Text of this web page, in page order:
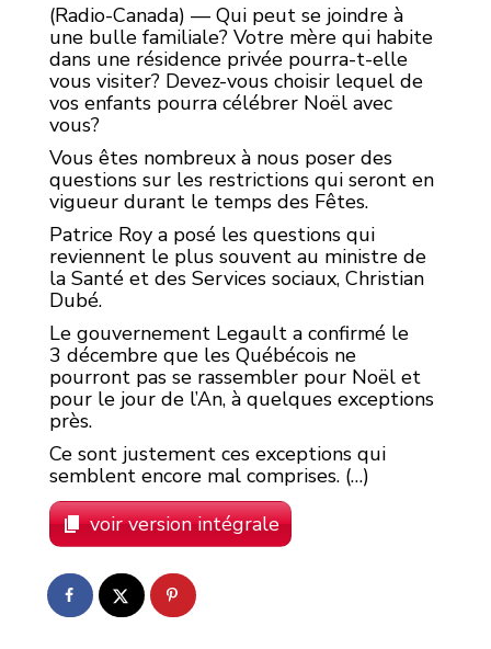
(Radio-Canada) — Qui peut se joindre à
une bulle familiale? Votre mère qui habite
dans une résidence privée pourra-t-elle
vous visiter? Devez-vous choisir lequel de
vos enfants pourra célébrer Noël avec
vous?
Vous êtes nombreux à nous poser des
questions sur les restrictions qui seront en
vigueur durant le temps des Fêtes.
Patrice Roy a posé les questions qui
reviennent le plus souvent au ministre de
la Santé et des Services sociaux, Christian
Dubé.
Le gouvernement Legault a confirmé le
3 décembre que les Québécois ne
pourront pas se rassembler pour Noël et
pour le jour de l’An, à quelques exceptions
près.
Ce sont justement ces exceptions qui
semblent encore mal comprises. (…)
voir version intégrale